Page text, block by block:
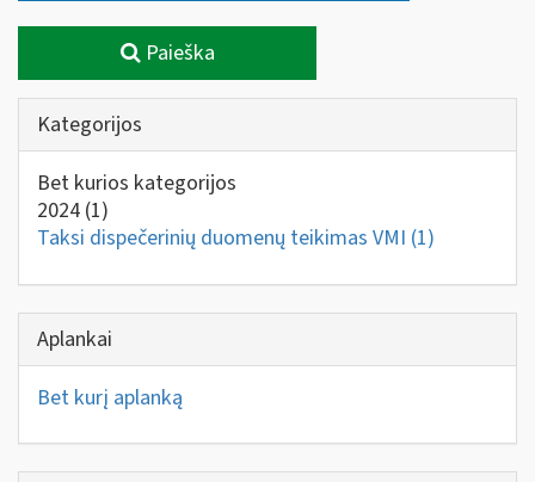
Paieška
Kategorijos
Bet kurios kategorijos
2024 (1)
Taksi dispečerinių duomenų teikimas VMI (1)
Aplankai
Bet kurį aplanką